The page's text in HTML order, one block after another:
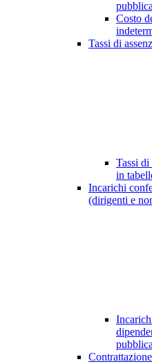
Costo
Tassi di
Tassi di
in
Incarichi
(dirigenti e